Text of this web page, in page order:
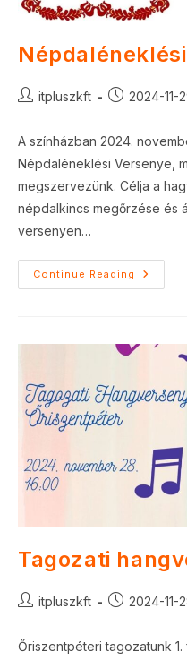
Postitpluszkft
Post2024-11-
A színházban 2024.
Népdaléneklési Versenye,
megszervezünk. Célja a
népdalkincs megőrzése és
versenyen…
Continue Reading
Verseny
Tagozati
Postitpluszkft
Post2024-11-
Őriszentpéteri tagozatunk